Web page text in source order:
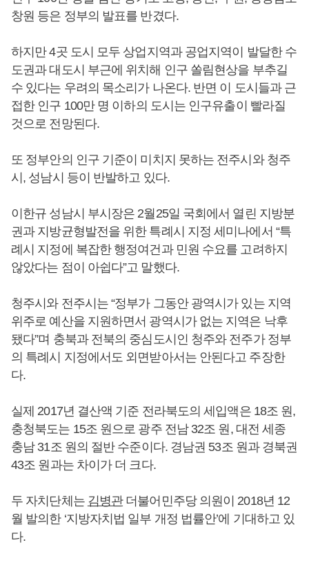
창원 등은 정부의 발표를 반겼다.
하지만 4곳 도시 모두 상업지역과 공업지역이 발달한 수
도권과 대도시 부근에 위치해 인구 쏠림현상을 부추길
수 있다는 우려의 목소리가 나온다. 반면 이 도시들과 근
접한 인구 100만 명 이하의 도시는 인구유출이 빨라질
것으로 전망된다.
또 정부안의 인구 기준이 미치지 못하는 전주시와 청주
시, 성남시 등이 반발하고 있다.
이한규 성남시 부시장은 2월25일 국회에서 열린 지방분
권과 지방균형발전을 위한 특례시 지정 세미나에서 “특
례시 지정에 복잡한 행정여건과 민원 수요를 고려하지
않았다는 점이 아쉽다”고 말했다.
청주시와 전주시는 “정부가 그동안 광역시가 있는 지역
위주로 예산을 지원하면서 광역시가 없는 지역은 낙후
됐다”며 충북과 전북의 중심도시인 청주와 전주가 정부
의 특례시 지정에서도 외면받아서는 안된다고 주장한
다.
실제 2017년 결산액 기준 전라북도의 세입액은 18조 원,
충청북도는 15조 원으로 광주 전남 32조 원, 대전 세종
충남 31조 원의 절반 수준이다. 경남권 53조 원과 경북권
43조 원과는 차이가 더 크다.
두 자치단체는 김병관더불어민주당 의원이 2018년 12
월 발의한 ‘지방자치법 일부 개정 법률안’에 기대하고 있
다.